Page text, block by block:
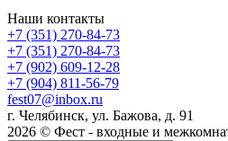
Наши контакты
+7 (351) 270-84-73
+7 (351) 270-84-73
+7 (902) 609-12-28
+7 (904) 811-56-79
fest07@inbox.ru
г. Челябинск, ул. Бажова, д. 91
2026 © Фест - входные и